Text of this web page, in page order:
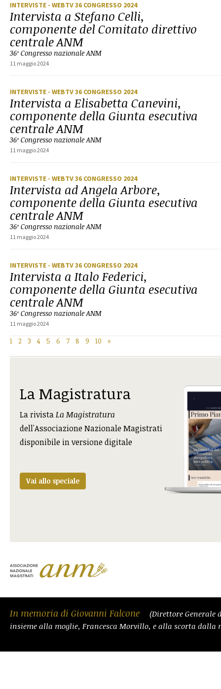
INTERVISTE - WEBTV 36 CONGRESSO 2024
Intervista a Stefano Celli,
componente del Comitato direttivo
centrale ANM
36º Congresso nazionale ANM
11 maggio 2024
INTERVISTE - WEBTV 36 CONGRESSO 2024
Intervista a Elisabetta Canevini,
componente della Giunta esecutiva
centrale ANM
36º Congresso nazionale ANM
11 maggio 2024
INTERVISTE - WEBTV 36 CONGRESSO 2024
Intervista ad Angela Arbore,
componente della Giunta esecutiva
centrale ANM
36º Congresso nazionale ANM
11 maggio 2024
INTERVISTE - WEBTV 36 CONGRESSO 2024
Intervista a Italo Federici,
componente della Giunta esecutiva
centrale ANM
36º Congresso nazionale ANM
11 maggio 2024
1 2 3 4 5 6 7 8 9 10 »
La Magistratura
La rivistaLa Magistratura
dell'Associazione Nazionale Magistrati
disponibile in versione digitale
Vai allo speciale
In memoria di Giovanni Falcone
(Direttore Generale
insieme alla moglie, Francesca Morvillo, e alla scorta dalla